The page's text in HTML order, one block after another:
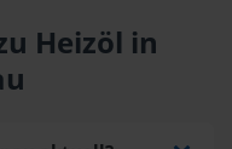
Heizöl in